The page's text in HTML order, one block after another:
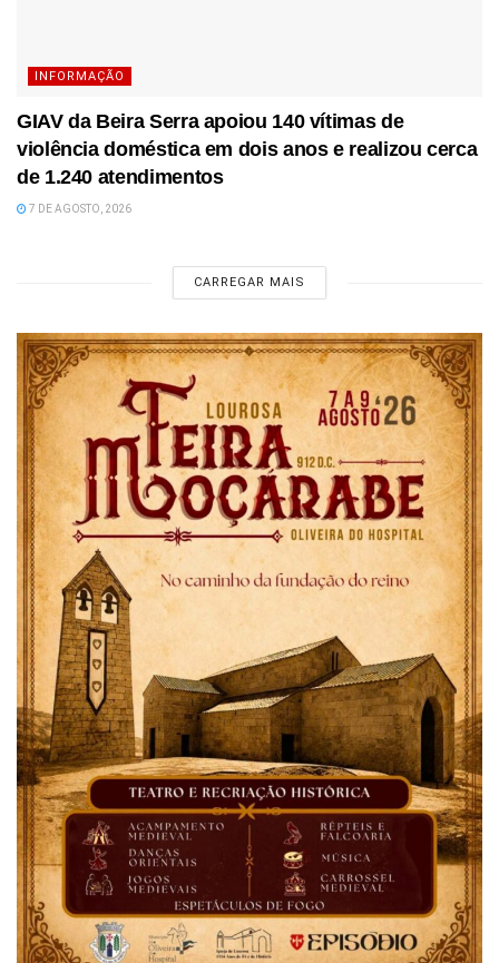
INFORMAÇÃO
GIAV da Beira Serra apoiou 140 vítimas de
violência doméstica em dois anos e realizou cerca
de 1.240 atendimentos
7 DE AGOSTO, 2026
CARREGAR MAIS